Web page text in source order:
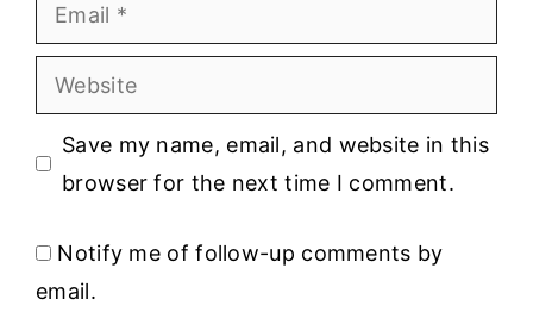
Website
Save my name, email, and website in this
browser for the next time I comment.
Notify me of follow-up comments by
email.